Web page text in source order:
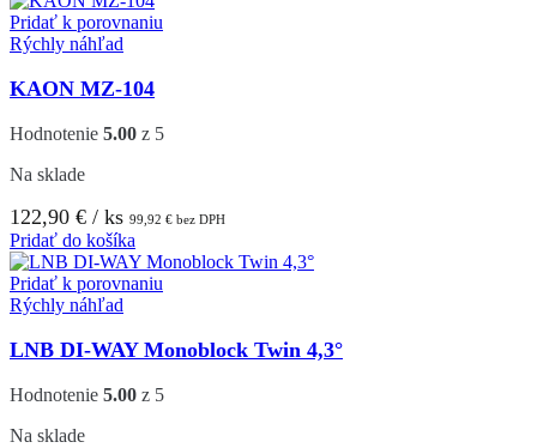
Pridať k porovnaniu
Rýchly náhľad
KAON MZ-104
Hodnotenie 5.00 z 5
Na sklade
122,90 € / ks 99,92 € bez DPH
Pridať do košíka
Pridať k porovnaniu
Rýchly náhľad
LNB DI-WAY Monoblock Twin 4,3°
Hodnotenie 5.00 z 5
Na sklade